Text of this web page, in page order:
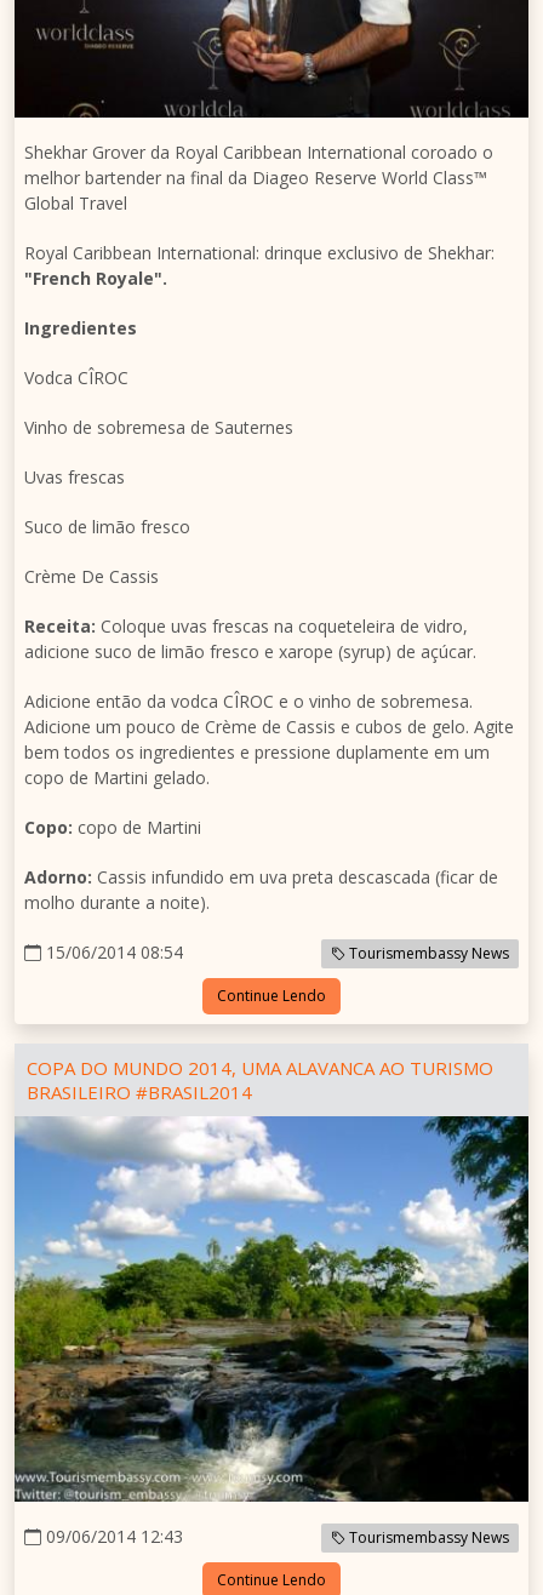
Shekhar Grover da Royal Caribbean International coroado o
melhor bartender na final da Diageo Reserve World Class™
Global Travel
Royal Caribbean International: drinque exclusivo de Shekhar:
"French Royale".
Ingredientes
Vodca CÎROC
Vinho de sobremesa de Sauternes
Uvas frescas
Suco de limão fresco
Crème De Cassis
Receita: Coloque uvas frescas na coqueteleira de vidro,
adicione suco de limão fresco e xarope (syrup) de açúcar.
Adicione então da vodca CÎROC e o vinho de sobremesa.
Adicione um pouco de Crème de Cassis e cubos de gelo. Agite
bem todos os ingredientes e pressione duplamente em um
copo de Martini gelado.
Copo: copo de Martini
Adorno: Cassis infundido em uva preta descascada (ficar de
molho durante a noite).
15/06/2014 08:54 Tourismembassy News
Continue Lendo
COPA DO MUNDO 2014, UMA ALAVANCA AO TURISMO
BRASILEIRO #BRASIL2014
09/06/2014 12:43 Tourismembassy News
Continue Lendo